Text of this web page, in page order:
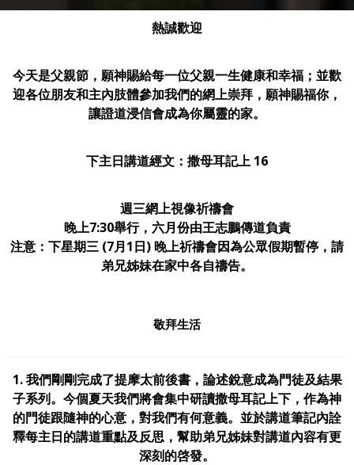
熱誠歡迎
今天是父親節，願神賜給每一位父親一生健康和幸福；並歡
迎各位朋友和主內肢體參加我們的網上崇拜，願神賜福你，
讓證道浸信會成為你屬靈的家。
下主日講道經文：撒母耳記上 16
週三網上視像祈禱會
晚上7:30舉行，六月份由王志鵬傳道負責
注意：下星期三 (7月1日) 晚上祈禱會因為公眾假期暫停，請
弟兄姊妹在家中各自禱告。
敬拜生活
1. 我們剛剛完成了提摩太前後書，論述銳意成為門徒及結果
子系列。今個夏天我們將會集中研讀撒母耳記上下，作為神
的門徒跟隨神的心意，對我們有何意義。並於講道筆記內詮
釋每主日的講道重點及反思，幫助弟兄姊妹對講道內容有更
深刻的啓發。